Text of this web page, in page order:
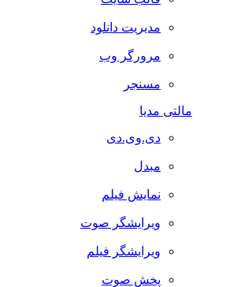
مدیریت دانلود
مرورگر وب
مسنجر
مالتی مدیا
دی.وی.دی
مبدل
نمایش فیلم
ویرایشگر صوت
ویرایشگر فیلم
پخش صوت